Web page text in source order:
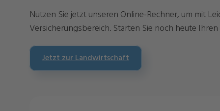
Nutzen Sie jetzt unseren Online-Rechner, um mit
Versicherungsbereich. Starten Sie noch heute
Jetzt zur Landwirtschaft